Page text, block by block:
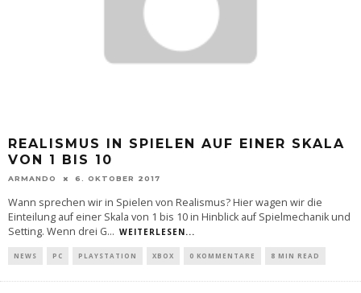
REALISMUS IN SPIELEN AUF EINER SKALA
VON 1 BIS 10
ARMANDO 6. OKTOBER 2017
Wann sprechen wir in Spielen von Realismus? Hier wagen wir die
Einteilung auf einer Skala von 1 bis 10 in Hinblick auf Spielmechanik und
Setting. Wenn drei G... WEITERLESEN...
NEWS PC PLAYSTATION XBOX 0 KOMMENTARE 8 MIN READ